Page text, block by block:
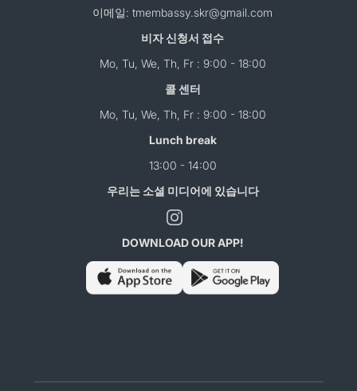
이메일: tmembassy.skr@gmail.com
비자 신청서 접수
Mo, Tu, We, Th, Fr : 9:00 - 18:00
콜 센터
Mo, Tu, We, Th, Fr : 9:00 - 18:00
Lunch break
13:00 - 14:00
우리는 소셜 미디어에 있습니다
DOWNLOAD OUR APP!